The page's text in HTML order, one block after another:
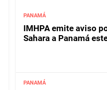
PANAMÁ
IMHPA emite aviso
Sahara a Panamá
PANAMÁ